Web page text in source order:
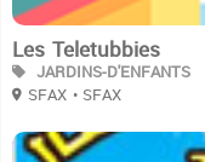
Les Teletubbies
JARDINS-D'ENFANTS
SFAX • SFAX
3